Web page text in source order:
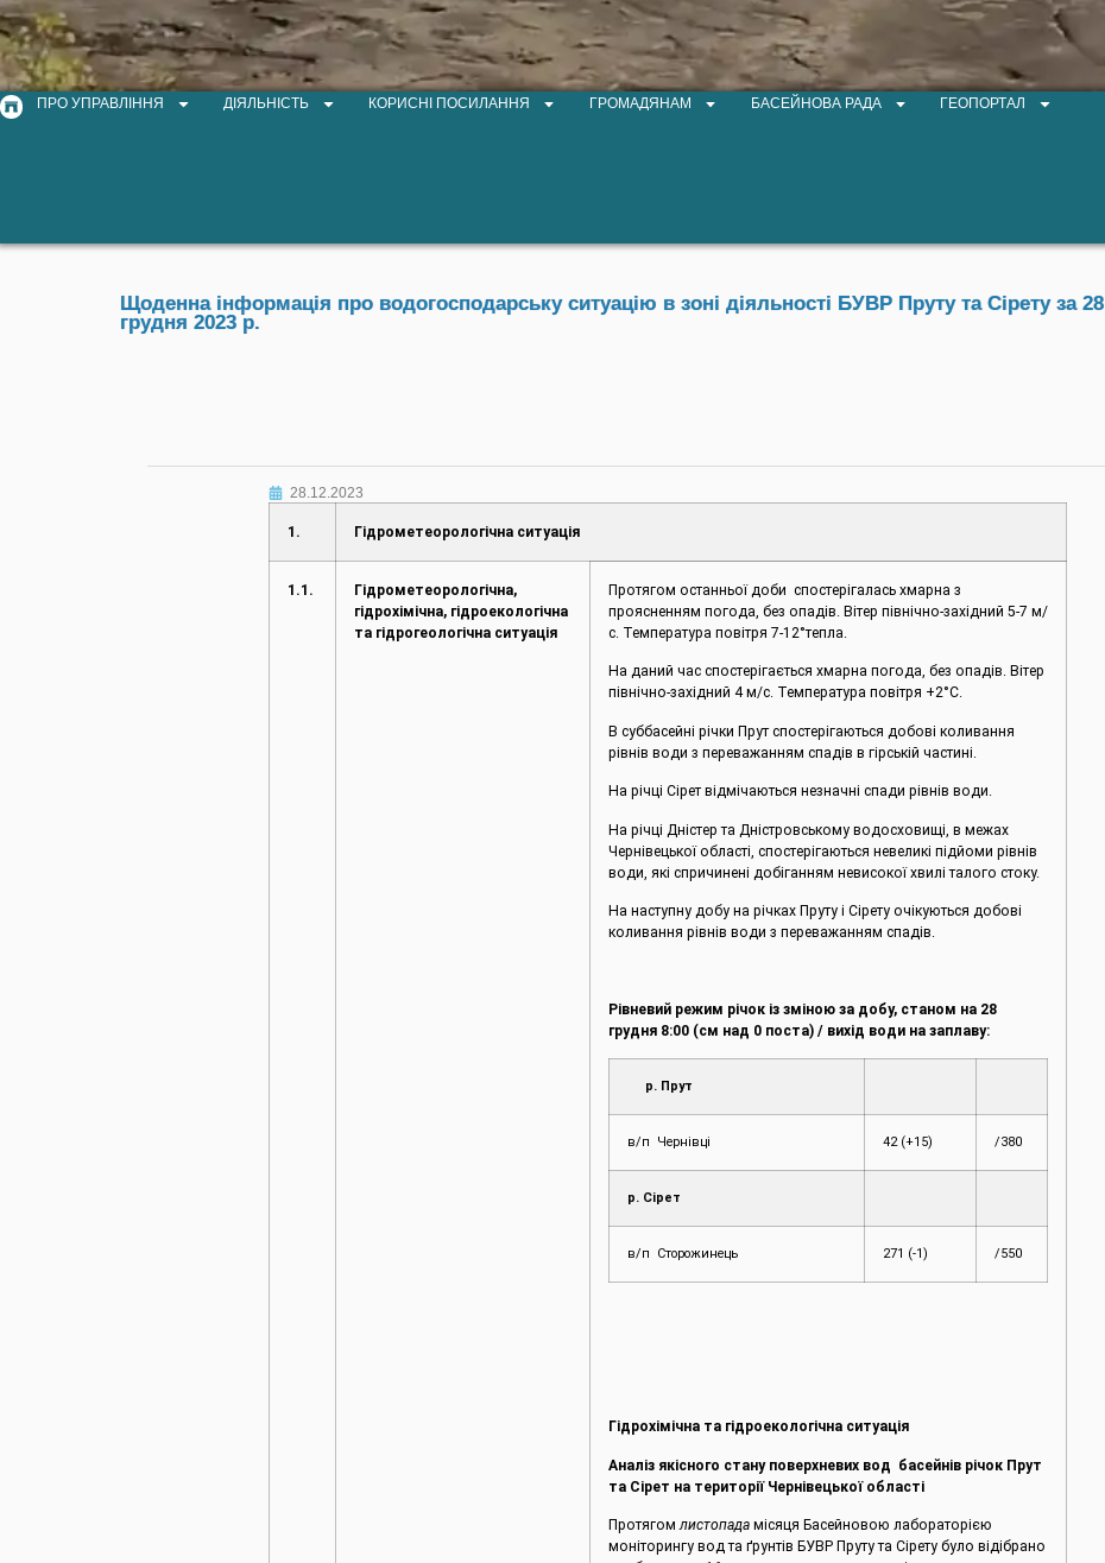
ПРО УПРАВЛІННЯ ДІЯЛЬНІСТЬ КОРИСНІ ПОСИЛАННЯ ГРОМАДЯНАМ БАСЕЙНОВА РАДА ГЕОПОРТАЛ
Щоденна інформація про водогосподарську ситуацію в зоні діяльності БУВР Пруту та Сірету за 28
грудня 2023 р.
28.12.2023
1. Гідрометеорологічна ситуація
1.1.
Гідрометеорологічна,
гідрохімічна, гідроекологічна
та гідрогеологічна ситуація
Протягом останньої доби спостерігалась хмарна з
проясненням погода, без опадів. Вітер північно-західний 5-7 м/
с. Температура повітря 7-12°тепла.
На даний час спостерігається хмарна погода, без опадів. Вітер
північно-західний 4 м/с. Температура повітря +2°С.
В суббасейні річки Прут спостерігаються добові коливання
рівнів води з переважанням спадів в гірській частині.
На річці Сірет відмічаються незначні спади рівнів води.
На річці Дністер та Дністровському водосховищі, в межах
Чернівецької області, спостерігаються невеликі підйоми рівнів
води, які спричинені добіганням невисокої хвилі талого стоку.
На наступну добу на річках Пруту і Сірету очікуються добові
коливання рівнів води з переважанням спадів.
Рівневий режим річок із зміною за добу, станом на 28
грудня 8:00 (см над 0 поста) / вихід води на заплаву:
р. Прут
в/п Чернівці 42 (+15) /380
р. Сірет
в/п Сторожинець 271 (-1) /550
Гідрохімічна та гідроекологічна ситуація
Аналіз якісного стану поверхневих вод басейнів річок Прут
та Сірет на території Чернівецької області
Протягомлистопада місяця Басейновою лабораторією
моніторингу вод та ґрунтів БУВР Пруту та Сірету було відібрано